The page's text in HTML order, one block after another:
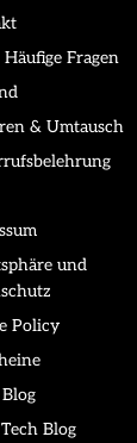
Fragen
& Umtausch
und
Policy
Blog